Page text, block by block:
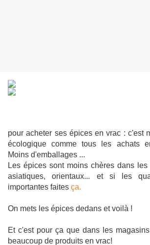
pour acheter ses épices en vrac : c'est
écologique comme tous les achats
Moins d'emballages ...
Les épices sont moins chères dans
asiatiques, orientaux... et si les
importantes faites ça.
On mets les épices dedans et voilà !
Et c'est pour ça que dans les
beaucoup de produits en vrac!